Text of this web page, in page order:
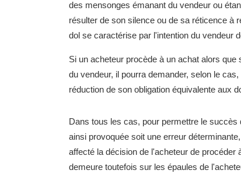
des mensonges émanant du vendeur ou
résulter de son silence ou de sa réticence à
dol se caractérise par l'intention du vendeur
Si un acheteur procède à un achat alors
du vendeur, il pourra demander, selon le
réduction de son obligation équivalente aux
Dans tous les cas, pour permettre le
ainsi provoquée soit une erreur
affecté la décision de l'acheteur de
demeure toutefois sur les épaules de